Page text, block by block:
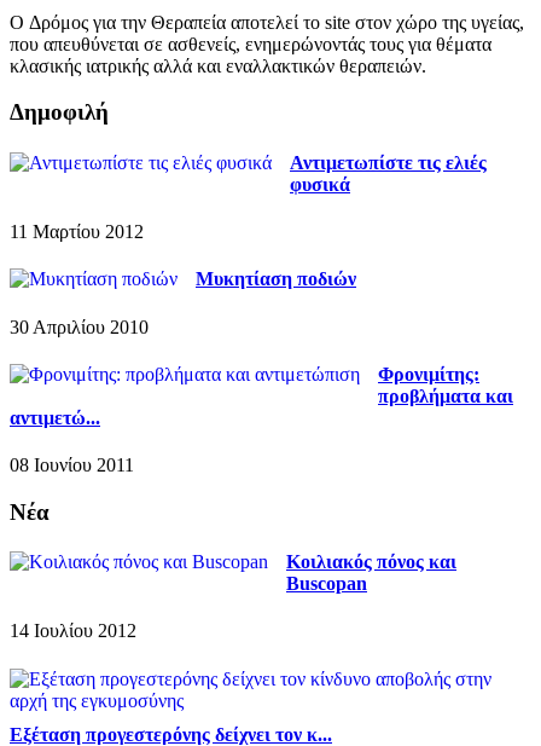
O Δρόμος για την Θεραπεία αποτελεί το site στον χώρο της υγείας,
που απευθύνεται σε ασθενείς, ενημερώνοντάς τους για θέματα
κλασικής ιατρικής αλλά και εναλλακτικών θεραπειών.
Δημοφιλή
Αντιμετωπίστε τις ελιές
φυσικά
11 Μαρτίου 2012
Μυκητίαση ποδιών
30 Απριλίου 2010
Φρονιμίτης:
προβλήματα και
αντιμετώ...
08 Ιουνίου 2011
Νέα
Κοιλιακός πόνος και
Buscopan
14 Ιουλίου 2012
Εξέταση προγεστερόνης δείχνει τον κ...